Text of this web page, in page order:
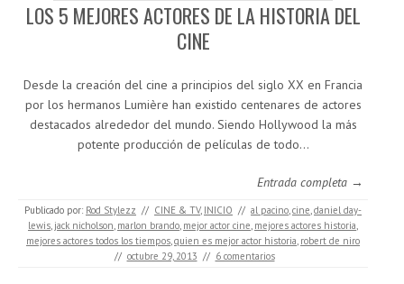
LOS 5 MEJORES ACTORES DE LA HISTORIA DEL
CINE
Desde la creación del cine a principios del siglo XX en Francia
por los hermanos Lumière han existido centenares de actores
destacados alrededor del mundo. Siendo Hollywood la más
potente producción de películas de todo…
Entrada completa →
Publicado por: Rod Stylezz // CINE & TV, INICIO // al pacino,cine,daniel day-
lewis, jack nicholson, marlon brando, mejor actor cine, mejores actores historia,
mejores actores todos los tiempos,quien es mejor actor historia, robert de niro
// octubre 29, 2013 // 6 comentarios